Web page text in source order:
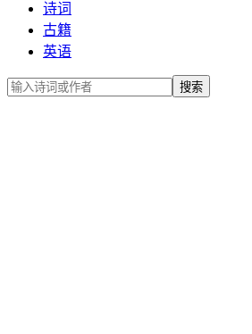
诗词
古籍
英语